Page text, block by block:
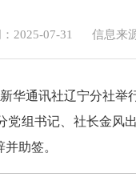
2025-07-31 信息来
华通讯社辽宁分社
党组书记、社长金风
助签。